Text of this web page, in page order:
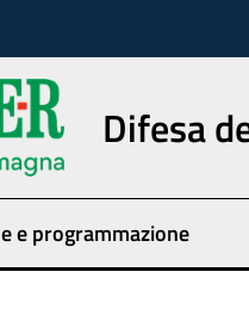
Difesa
e programmazione